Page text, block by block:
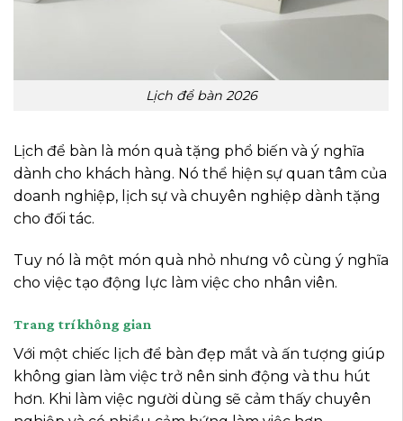
L ịch để bàn 2026
Lịch để bàn là món quà tặng phổ biến và ý nghĩa
dành cho khách hàng. Nó thể hiện sự quan tâm của
doanh nghiệp, lịch sự và chuyên nghiệp dành tặng
cho đối tác.
Tuy nó là một món quà nhỏ nhưng vô cùng ý nghĩa
cho việc tạo động lực làm việc cho nhân viên.
Trang trí không gian
Với một chiếc lịch để bàn đẹp mắt và ấn tượng giúp
không gian làm việc trở nên sinh động và thu hút
hơn. Khi làm việc người dùng sẽ cảm thấy chuyên